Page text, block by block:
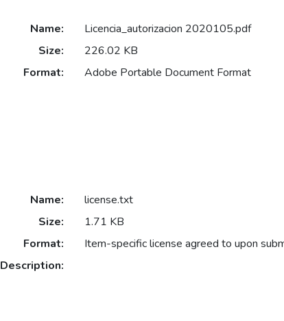
Name:
Licencia_autorizacion 2020105.pdf
Size:
226.02 KB
Format:
Adobe Portable Document Format
Name:
license.txt
Size:
1.71 KB
Format:
Item-specific license agreed to upon
Description: